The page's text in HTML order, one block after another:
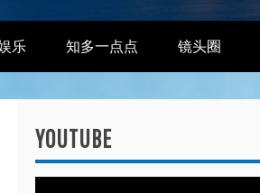
乐 知多一点点 镜头圈
YOUTUBE